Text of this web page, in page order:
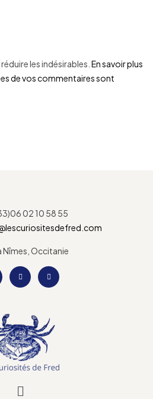
les indésirables. En savoir plus
de vos commentaires sont
02 10 58 55
Nîmes, Occitanie